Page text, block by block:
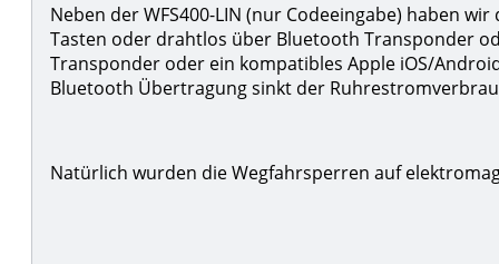
Neben der WFS400-LIN (nur Codeeingabe) haben
Tasten oder drahtlos über Bluetooth Transponder
Transponder oder ein kompatibles Apple iOS/
Bluetooth Übertragung sinkt der
Natürlich wurden die Wegfahrsperren auf